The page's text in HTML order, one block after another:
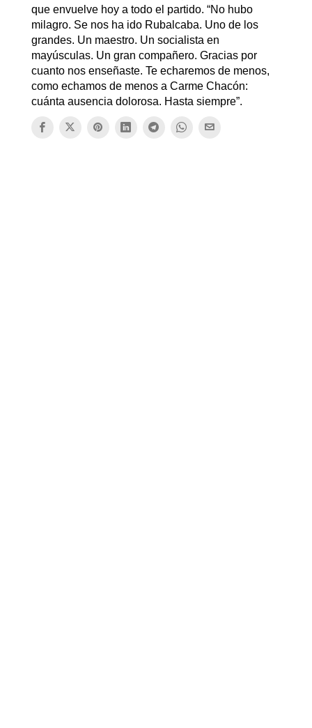
que envuelve hoy a todo el partido. “No hubo
milagro. Se nos ha ido Rubalcaba. Uno de los
grandes. Un maestro. Un socialista en
mayúsculas. Un gran compañero. Gracias por
cuanto nos enseñaste. Te echaremos de menos,
como echamos de menos a Carme Chacón:
cuánta ausencia dolorosa. Hasta siempre”.